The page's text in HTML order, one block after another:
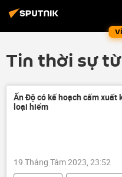
Tin thời sự
Ấn Độ có kế hoạch cấm xuất
loại hiếm
19 Tháng Tám 2023, 23:52